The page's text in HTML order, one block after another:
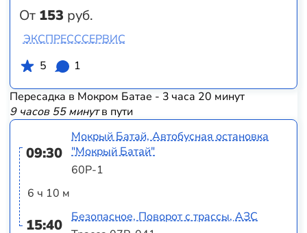
От 153 руб.
ЭКСПРЕСССЕРВИС
5
1
Пересадка в Мокром Батае - 3 часа 20 минут
9 часов 55 минутв пути
09:30
6 ч 10 м
15:40
Мокрый Батай, Автобусная остановка
"Мокрый Батай"
60Р-1
Безопасное, Поворот с трассы, АЗС